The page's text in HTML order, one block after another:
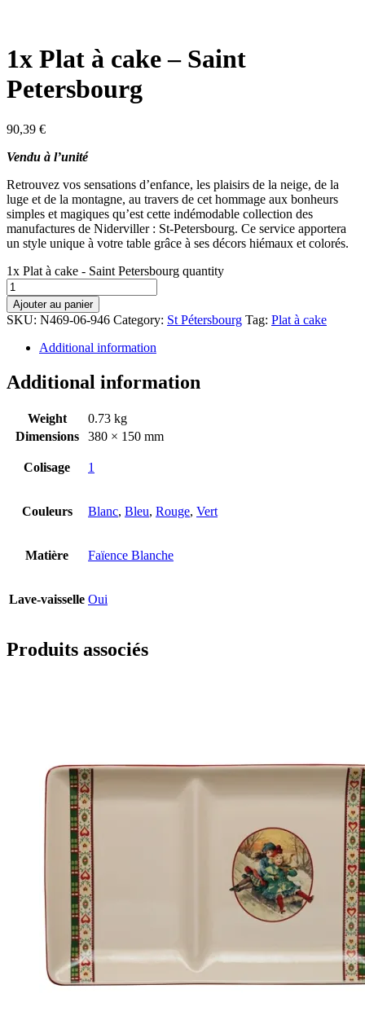
1x Plat à cake – Saint
Petersbourg
90,39 €
Vendu à l’unité
Retrouvez vos sensations d’enfance, les plaisirs de la neige, de la
luge et de la montagne, au travers de cet hommage aux bonheurs
simples et magiques qu’est cette indémodable collection des
manufactures de Niderviller : St-Petersbourg. Ce service apportera
un style unique à votre table grâce à ses décors hiémaux et colorés.
1x Plat à cake - Saint Petersbourg quantity
Ajouter au panier
SKU: N469-06-946 Category: St Pétersbourg Tag: Plat à cake
Additional information
Additional information
Weight
0.73 kg
Dimensions
380 × 150 mm
Colisage 1
Couleurs Blanc, Bleu, Rouge, Vert
Matière Faïence Blanche
Lave-vaisselle Oui
Produits associés